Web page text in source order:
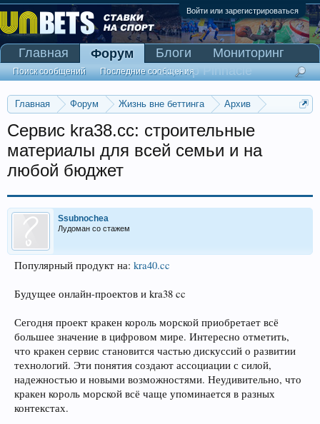
Войти или зарегистрироваться
Главная Форум Жизнь вне беттинга
Архив
Сервис kra38.cc: строительные
материалы для всей семьи и на
любой бюджет
Ssubnochea
Лудоман со стажем
Популярный продукт на: kra40.cc
Будущее онлайн-проектов и kra38 cc
Сегодня проект кракен король морской приобретает всё
большее значение в цифровом мире. Интересно отметить,
что кракен сервис становится частью дискуссий о развитии
технологий. Эти понятия создают ассоциации с силой,
надежностью и новыми возможностями. Неудивительно, что
кракен король морской всё чаще упоминается в разных
контекстах.
Главная Форум
Поиск сообщений Последние сообщения
Блоги
Мониторинг
Сканер Pinnacle